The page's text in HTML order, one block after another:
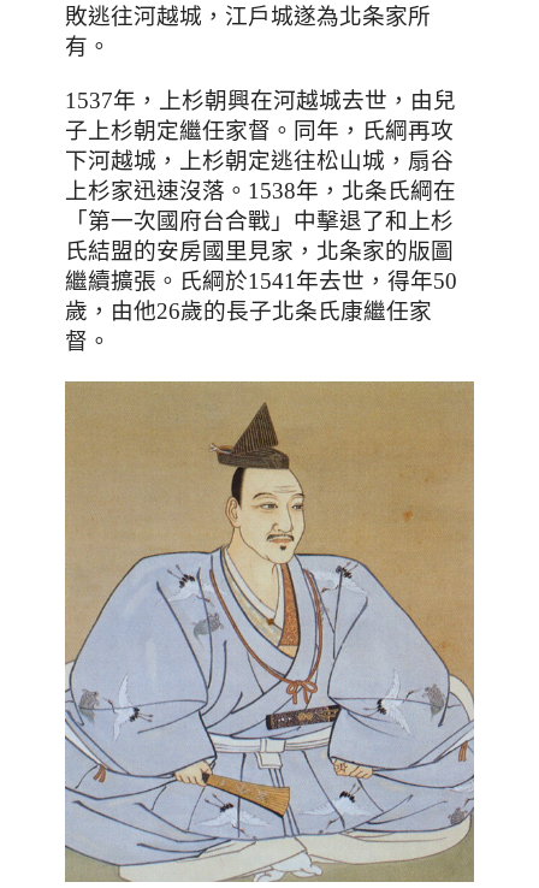
敗逃往河越城，江戶城遂為北条家所
有 。
1537年，上杉朝興在河越城去世，由兒
子上杉朝定繼任家督。同年 ， 氏綱再攻
下河越城 ，上杉朝定逃往松山城，扇谷
上杉家迅速沒落。1538年， 北条氏綱在
「第一次國府台合戰」中擊退了和上杉
氏結盟的安房國里見家，北条家的版圖
繼續擴張。 氏綱於1541年去世，得年50
歲，由他26歲的長子北条氏康繼任家
督。